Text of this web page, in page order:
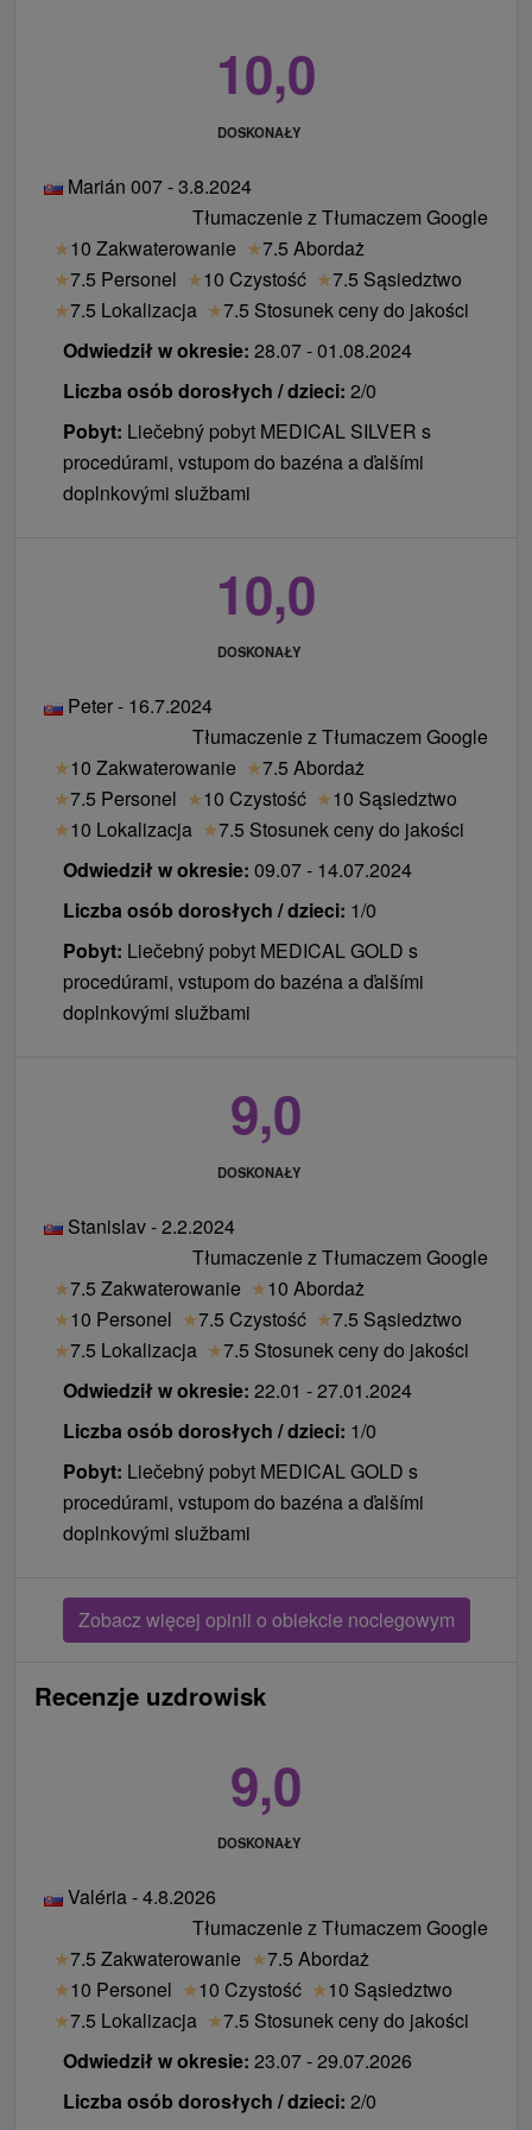
10,0
DOSKONAŁY
Marián 007 - 3.8.2024
Tłumaczenie z Tłumaczem Google
★10 Zakwaterowanie ★7.5 Abordaż
★7.5 Personel ★10 Czystość ★7.5 Sąsiedztwo
★7.5 Lokalizacja ★7.5 Stosunek ceny do jakości
Odwiedził w okresie: 28.07 - 01.08.2024
Liczba osób dorosłych / dzieci: 2/0
Pobyt: Liečebný pobyt MEDICAL SILVER s
procedúrami, vstupom do bazéna a ďalšími
doplnkovými službami
10,0
DOSKONAŁY
Peter - 16.7.2024
Tłumaczenie z Tłumaczem Google
★10 Zakwaterowanie ★7.5 Abordaż
★7.5 Personel ★10 Czystość ★10 Sąsiedztwo
★10 Lokalizacja ★7.5 Stosunek ceny do jakości
Odwiedził w okresie: 09.07 - 14.07.2024
Liczba osób dorosłych / dzieci: 1/0
Pobyt: Liečebný pobyt MEDICAL GOLD s
procedúrami, vstupom do bazéna a ďalšími
doplnkovými službami
9,0
DOSKONAŁY
Stanislav - 2.2.2024
Tłumaczenie z Tłumaczem Google
★7.5 Zakwaterowanie ★10 Abordaż
★10 Personel ★7.5 Czystość ★7.5 Sąsiedztwo
★7.5 Lokalizacja ★7.5 Stosunek ceny do jakości
Odwiedził w okresie: 22.01 - 27.01.2024
Liczba osób dorosłych / dzieci: 1/0
Pobyt: Liečebný pobyt MEDICAL GOLD s
procedúrami, vstupom do bazéna a ďalšími
doplnkovými službami
Zobacz więcej opinii o obiekcie noclegowym
Recenzje uzdrowisk
9,0
DOSKONAŁY
Valéria - 4.8.2026
Tłumaczenie z Tłumaczem Google
★7.5 Zakwaterowanie ★7.5 Abordaż
★10 Personel ★10 Czystość ★10 Sąsiedztwo
★7.5 Lokalizacja ★7.5 Stosunek ceny do jakości
Odwiedził w okresie: 23.07 - 29.07.2026
Liczba osób dorosłych / dzieci: 2/0